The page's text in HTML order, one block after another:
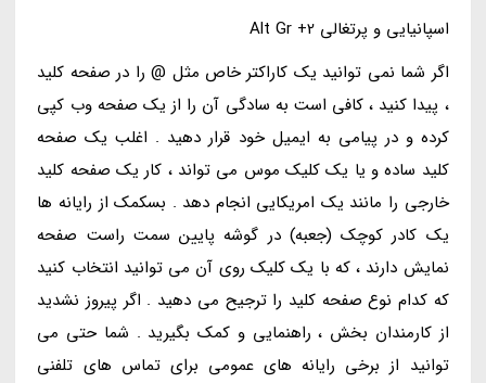
اسپانیایی و پرتغالی Alt Gr +2
اگر شما نمی توانید یک کاراکتر خاص مثل @ را در صفحه کلید
، پیدا کنید ، کافی است به سادگی آن را از یک صفحه وب کپی
کرده و در پیامی به ایمیل خود قرار دهید . اغلب یک صفحه
کلید ساده و یا یک کلیک موس می تواند ، کار یک صفحه کلید
خارجی را مانند یک امریکایی انجام دهد . بسکمک از رایانه ها
یک کادر کوچک (جعبه) در گوشه پایین سمت راست صفحه
نمایش دارند ، که با یک کلیک روی آن می توانید انتخاب کنید
که کدام نوع صفحه کلید را ترجیح می دهید . اگر پیروز نشدید
از کارمندان بخش ، راهنمایی و کمک بگیرید . شما حتی می
توانید از برخی رایانه های عمومی برای تماس های تلفنی